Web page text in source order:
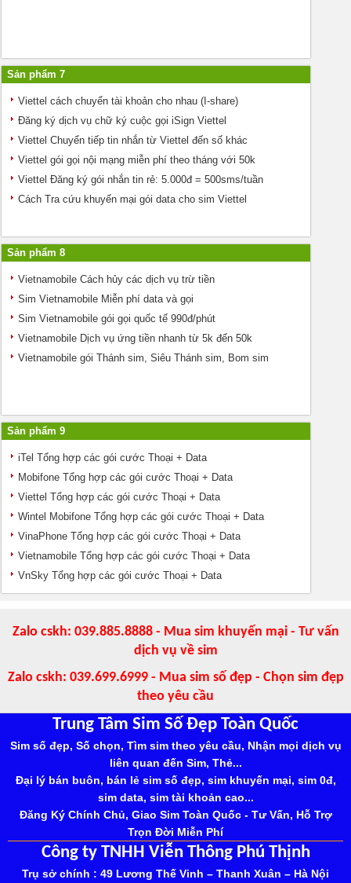
Sản phẩm 7
Viettel cách chuyển tài khoản cho nhau (I-share)
Đăng ký dịch vụ chữ ký cuộc gọi iSign Viettel
Viettel Chuyển tiếp tin nhắn từ Viettel đến số khác
Viettel gói gọi nội mạng miễn phí theo tháng với 50k
Viettel Đăng ký gói nhắn tin rẻ: 5.000đ = 500sms/tuần
Cách Tra cứu khuyến mại gói data cho sim Viettel
Sản phẩm 8
Vietnamobile Cách hủy các dịch vụ trừ tiền
Sim Vietnamobile Miễn phí data và gọi
Sim Vietnamobile gói gọi quốc tế 990đ/phút
Vietnamobile Dịch vụ ứng tiền nhanh từ 5k đến 50k
Vietnamobile gói Thánh sim, Siêu Thánh sim, Bom sim
Sản phẩm 9
iTel Tổng hợp các gói cước Thoại + Data
Mobifone Tổng hợp các gói cước Thoại + Data
Viettel Tổng hợp các gói cước Thoại + Data
Wintel Mobifone Tổng hợp các gói cước Thoại + Data
VinaPhone Tổng hợp các gói cước Thoại + Data
Vietnamobile Tổng hợp các gói cước Thoại + Data
VnSky Tổng hợp các gói cước Thoại + Data
Zalo cskh: 039.885.8888 - Mua sim khuyến mại - Tư vấn
dịch vụ về sim
Zalo cskh: 039.699.6999 - Mua sim số đẹp - Chọn sim đẹp
theo yêu cầu
Trung Tâm Sim Số Đẹp Toàn Quốc
Sim số đẹp, Số chọn, Tìm sim theo yêu cầu, Nhận mọi dịch vụ
liên quan đến Sim, Thẻ...
Đại lý bán buôn, bán lẻ sim số đẹp, sim khuyến mại, sim 0đ,
sim data, sim tài khoản cao...
Đăng Ký Chính Chủ, Giao Sim Toàn Quốc - Tư Vấn, Hỗ Trợ
Trọn Đời Miễn Phí
Công ty TNHH Viễn Thông Phú Thịnh
Trụ sở chính : 49 Lương Thế Vinh – Thanh Xuân – Hà Nội